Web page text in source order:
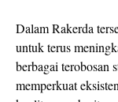
Dalam Rakerda
untuk terus
berbagai terobosan
memperkuat